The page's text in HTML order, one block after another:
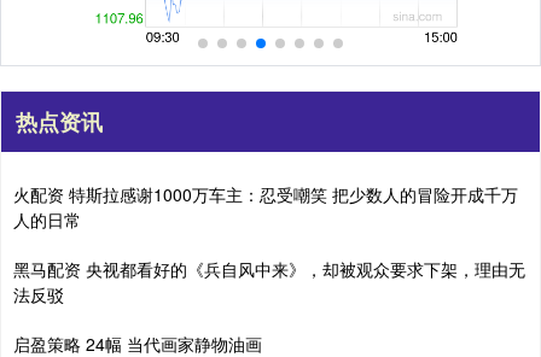
热点资讯
火配资 特斯拉感谢1000万车主：忍受嘲笑 把少数人的冒险开成千万
人的日常
黑马配资 央视都看好的《兵自风中来》，却被观众要求下架，理由无
法反驳
启盈策略 24幅 当代画家静物油画